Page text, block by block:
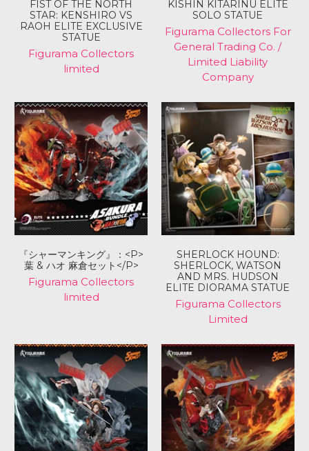
FIST OF THE NORTH
STAR: KENSHIRO VS
RAOH ELITE EXCLUSIVE
STATUE
Figurama Collectors
limited
KISHIN KITARINU ELITE
SOLO STATUE
Figurama Collectors For
General Trading Co. /
Limited Liability
Company
『シャーマンキング』：<P>
葉 & ハオ 麻倉セット</P>
Figurama Collectors
limited
SHERLOCK HOUND:
SHERLOCK, WATSON
AND MRS. HUDSON
ELITE DIORAMA STATUE
Figurama Collectors
Limited